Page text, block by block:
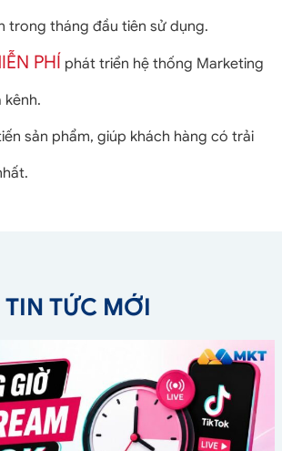
trong tháng đầu tiên sử dụng.
PHÍ phát triển hệ thống Marketing
kênh.
sản phẩm, giúp khách hàng có trải
TIN TỨC MỚI